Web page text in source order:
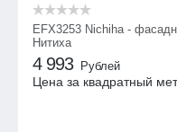
EFX3253 Nichiha -
Нитиха
4 993 Рублей
Цена за квадратный